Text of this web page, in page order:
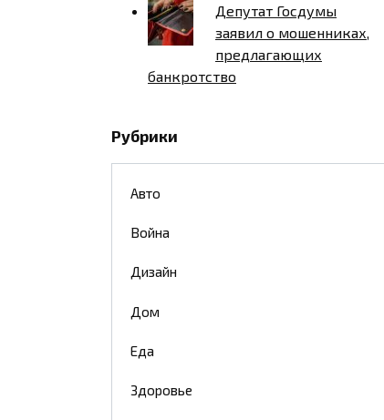
Депутат Госдумы
заявил о мошенниках,
предлагающих
банкротство
Рубрики
Авто
Война
Дизайн
Дом
Еда
Здоровье